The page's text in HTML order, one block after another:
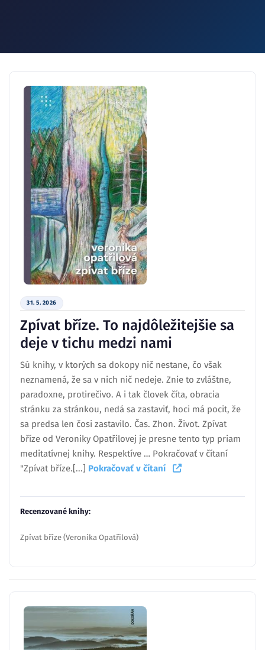
31. 5. 2026
Zpívat bříze. To najdôležitejšie sa
deje v tichu medzi nami
Sú knihy, v ktorých sa dokopy nič nestane, čo však
neznamená, že sa v nich nič nedeje. Znie to zvláštne,
paradoxne, protirečivo. A i tak človek číta, obracia
stránku za stránkou, nedá sa zastaviť, hoci má pocit, že
sa predsa len čosi zastavilo. Čas. Zhon. Život. Zpívat
bříze od Veroniky Opatřilovej je presne tento typ priam
meditatívnej knihy. Respektíve … Pokračovať v čítaní
"Zpívat bříze.[...] Pokračovať v čítaní
Recenzované knihy:
Zpívat bříze (Veronika Opatřilová)